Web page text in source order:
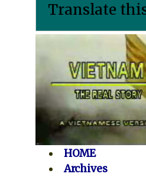
Translate
HOME
Archives